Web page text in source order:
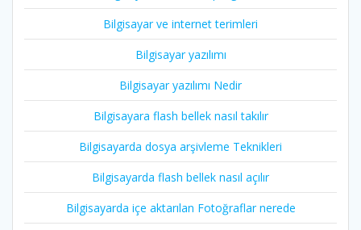
Bilgisayar ve internet terimleri
Bilgisayar yazılımı
Bilgisayar yazılımı Nedir
Bilgisayara flash bellek nasıl takılır
Bilgisayarda dosya arşivleme Teknikleri
Bilgisayarda flash bellek nasıl açılır
Bilgisayarda içe aktarılan Fotoğraflar nerede